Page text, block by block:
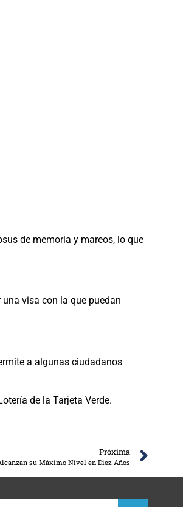
de memoria y mareos, lo que
visa con la que puedan
a algunas ciudadanos
de la Tarjeta Verde.
Próxima
su Máximo Nivel en Diez Años